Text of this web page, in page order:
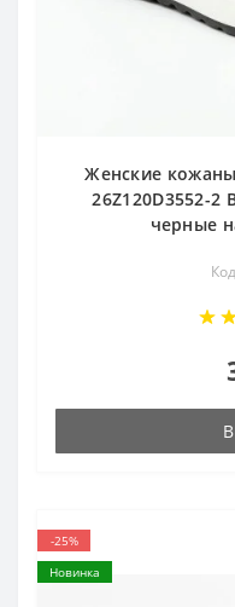
Женские
26Z120D3552-2
черные
-25%
Новинка